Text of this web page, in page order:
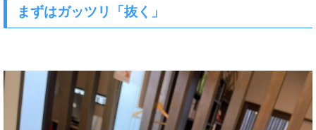
まずはガッツリ「抜く」